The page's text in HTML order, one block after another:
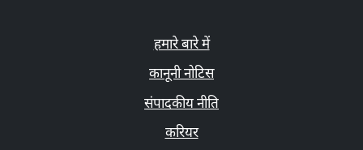
हमारे बारे में
कानूनी नोटिस
संपादकीय नीति
करियर